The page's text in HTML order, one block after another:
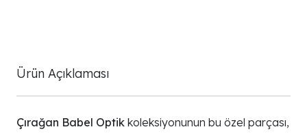
Ürün Açıklaması
Çırağan Babel Optik koleksiyonunun bu özel parçası,